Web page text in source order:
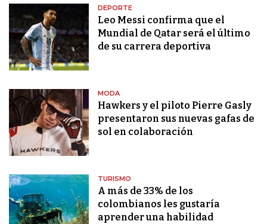
DEPORTE
Leo Messi confirma que el
Mundial de Qatar será el último
de su carrera deportiva
MODA
Hawkers y el piloto Pierre Gasly
presentaron sus nuevas gafas de
sol en colaboración
TURISMO
A más de 33% de los
colombianos les gustaría
aprender una habilidad